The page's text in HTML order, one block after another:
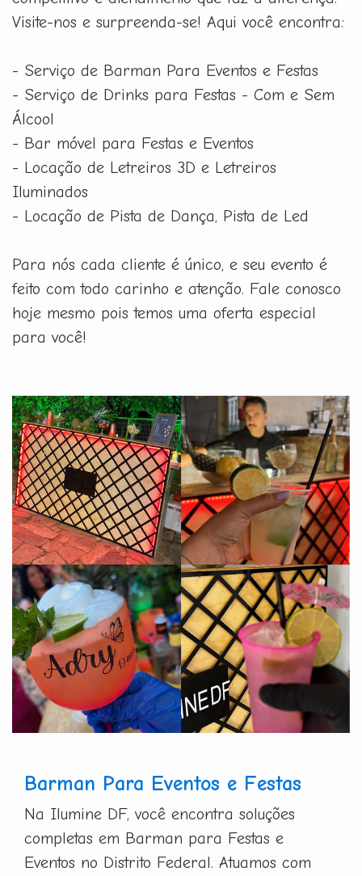
Visite-nos e surpreenda-se! Aqui você encontra:
- Serviço de Barman Para Eventos e Festas
- Serviço de Drinks para Festas - Com e Sem
Álcool
- Bar móvel para Festas e Eventos
- Locação de Letreiros 3D e Letreiros
Iluminados
- Locação de Pista de Dança, Pista de Led
Para nós cada cliente é único, e seu evento é
feito com todo carinho e atenção. Fale conosco
hoje mesmo pois temos uma oferta especial
para você!
Barman Para Eventos e Festas
Na Ilumine DF, você encontra soluções
completas em Barman para Festas e
Eventos no Distrito Federal. Atuamos com